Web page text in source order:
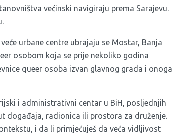
većinski navigiraju prema Sarajevu.
urbane centre ubrajaju se Mostar, Banja
osobom koja se prije nekoliko godina
queer osoba izvan glavnog grada i onoga
i administrativni centar u BiH, posljednjih
događaja, radionica ili prostora za druženje.
i da li primjećuješ da veća vidljivost